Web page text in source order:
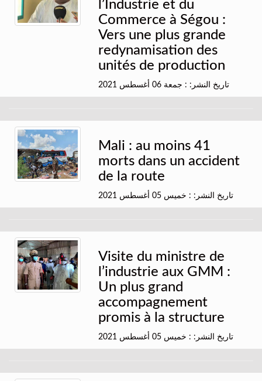
l’Industrie et du
Commerce à Ségou :
Vers une plus grande
redynamisation des
unités de production
تاريخ النشر: : جمعة 06 أغسطس 2021
Mali : au moins 41
morts dans un accident
de la route
تاريخ النشر: : خميس 05 أغسطس 2021
Visite du ministre de
l’industrie aux GMM :
Un plus grand
accompagnement
promis à la structure
تاريخ النشر: : خميس 05 أغسطس 2021